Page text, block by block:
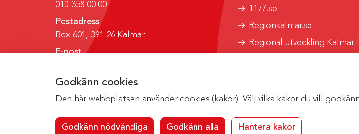
Godkänn cookies
Den här webbplatsen använder cookies (kakor). Välj vilka kakor du vill
Godkänn nödvändiga Godkänn alla Hantera kakor
010-358 00 00
Postadress
Box 601, 391 26 Kalmar
E-post
1177.se
Regionkalmar.se
Regional utveckling Kalmar